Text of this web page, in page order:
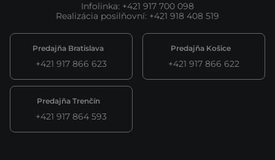
Infolinka: +421 917 700 098
Realizácia posilňovní: +421 918 408 519
Predajňa Bratislava
+421 917 866 623
Predajňa Košice
+421 917 866 622
Predajňa Trenčín
+421 917 864 593